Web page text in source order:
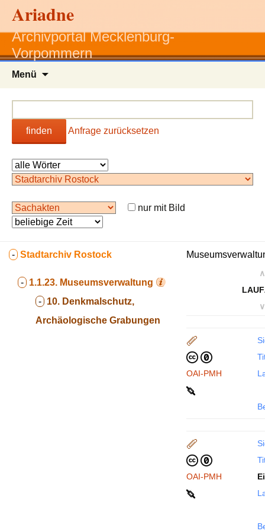
Ariadne
Archivportal Mecklenburg-
Vorpommern
Menü
finden Anfrage zurücksetzen
nur mit Bild
- Stadtarchiv Rostock
- 1.1.23. Museumsverwaltung
- 10. Denkmalschutz,
Archäologische Grabungen
∧
∨
OAI-PMH
OAI-PMH